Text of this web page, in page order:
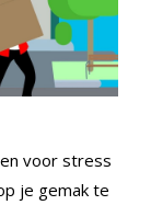
voor stress
je gemak te